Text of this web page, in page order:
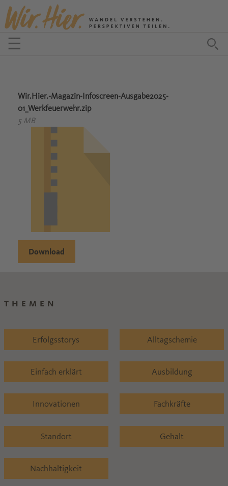
Zum Inhalt springen
☰Menü öffnen
Wir.Hier.-Magazin-Infoscreen-Ausgabe2025-
01_Werkfeuerwehr.zip
5 MB
Download
THEMEN
Erfolgsstorys Alltagschemie
Einfach erklärt Ausbildung
Innovationen Fachkräfte
Standort Gehalt
Nachhaltigkeit